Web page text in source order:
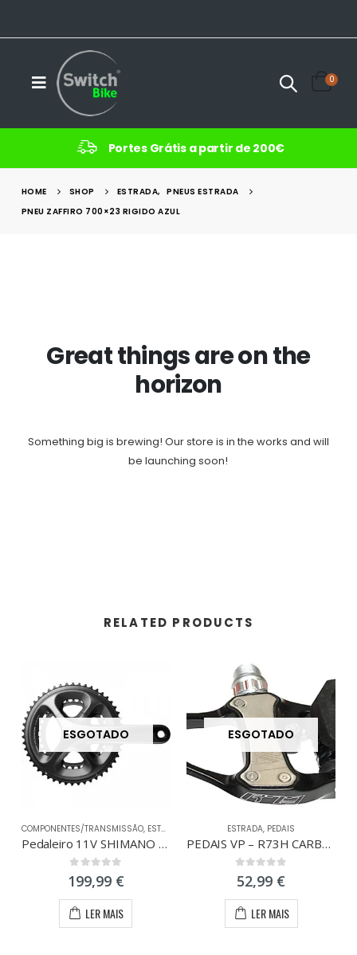
0
Portes Grátis a partir de 200€
HOME SHOP ESTRADA,
PNEUS ESTRADA
PNEU ZAFFIRO 700×23 RIGIDO AZUL
Great things are on the
horizon
Something big is brewing! Our store is in the works and will
be launching soon!
RELATED PRODUCTS
ESGOTADO
COMPONENTES/TRANSMISSÃO, ESTRADA
Pedaleiro 11V SHIMANO ULTEGRA 6800 Compact 34/50
0 out of 5
199,99 €
LER MAIS
ESGOTADO
ESTRADA, PEDAIS
PEDAIS VP – R73H CARBONO
0out of 5
52,99 €
LER MAIS